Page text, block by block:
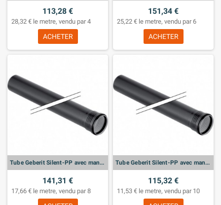
113,28 €
28,32 € le metre, vendu par 4
ACHETER
151,34 €
25,22 € le metre, vendu par 6
ACHETER
Tube Geberit Silent-PP avec manchon: d:75mm, L:150cm
141,31 €
17,66 € le metre, vendu par 8
Tube Geberit Silent-PP avec manchon: d:50mm, L:150cm
115,32 €
11,53 € le metre, vendu par 10